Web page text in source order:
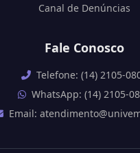
Canal de Denúncias
Fale Conosco
Telefone: (14) 2105-
WhatsApp: (14) 2105-
Email: